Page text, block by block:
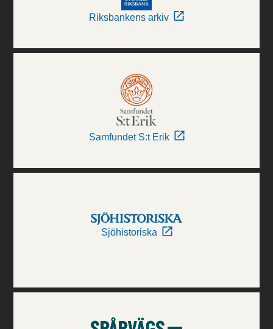
Riksbankens arkiv
Samfundet S:t Erik
Sjöhistoriska